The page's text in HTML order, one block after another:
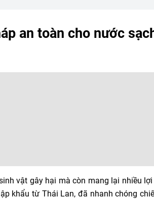
an toàn cho nước
vật gây hại mà còn mang lại nhiều
khẩu từ Thái Lan, đã nhanh chóng